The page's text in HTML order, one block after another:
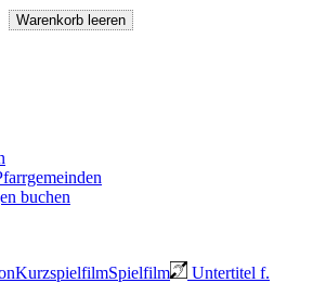
buchen
KurzspielfilmSpielfilm
Untertitel f.